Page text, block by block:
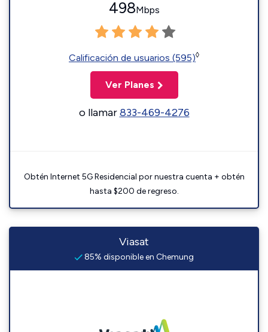
498Mbps
Calificación de usuarios (595)◊
Ver Planes
o llamar833-469-4276
Obtén Internet 5G Residencial por nuestra cuenta + obtén
hasta $200 de regreso.
Viasat
85% disponible en Chemung